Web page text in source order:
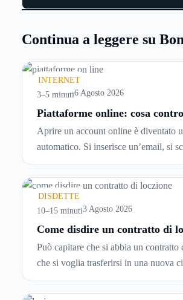
Continua a leggere su
INTERNET
3–5 minuti6 Agosto 2026
Piattaforme online: cosa
prima di iscriversi e usare
tempo reale
Aprire un account online è diventato
automatico. Si inserisce un’email, si
password, si accetta una serie di
leggerle davvero. Tutto avviene in
spesso senza che ci si fermi a capire
entrando.
DISDETTE
10–15 minuti3 Agosto 2026
Come disdire un contratto di
modo corretto ed efficace
Può capitare che si abbia un contratto
che si voglia trasferirsi in una nuova
abbiano problemi a pagare il canone,
comincia a cercare un’altra